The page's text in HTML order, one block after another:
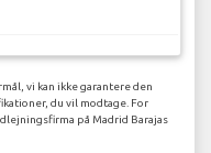
vi kan ikke garantere den
du vil modtage. For
på Madrid Barajas